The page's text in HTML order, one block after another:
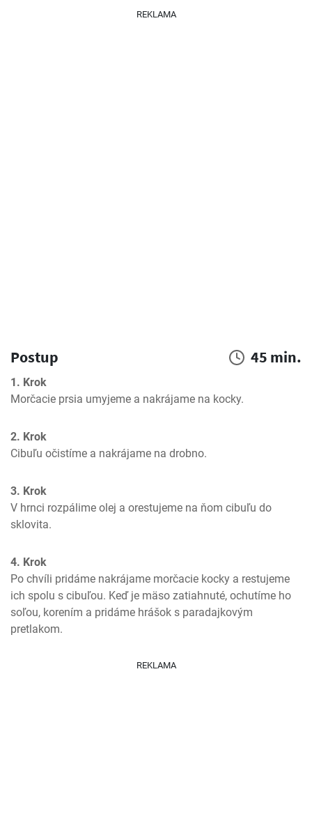
REKLAMA
Postup 45 min.
1. Krok
Morčacie prsia umyjeme a nakrájame na kocky.
2. Krok
Cibuľu očistíme a nakrájame na drobno.
3. Krok
V hrnci rozpálime olej a orestujeme na ňom cibuľu do
sklovita.
4. Krok
Po chvíli pridáme nakrájame morčacie kocky a restujeme
ich spolu s cibuľou. Keď je mäso zatiahnuté, ochutíme ho
soľou, korením a pridáme hrášok s paradajkovým
pretlakom.
REKLAMA